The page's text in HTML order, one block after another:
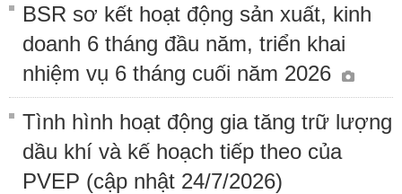
BSR sơ kết hoạt động sản xuất, kinh
doanh 6 tháng đầu năm, triển khai
nhiệm vụ 6 tháng cuối năm 2026
Tình hình hoạt động gia tăng trữ lượng
dầu khí và kế hoạch tiếp theo của
PVEP (cập nhật 24/7/2026)